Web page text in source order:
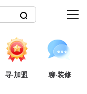
寻·加盟 聊·装修